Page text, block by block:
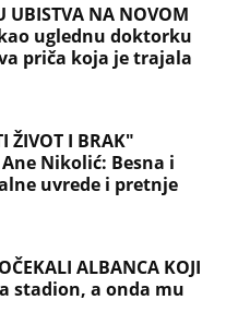
UBISTVA NA NOVOM
uglednu doktorku
priča koja je trajala
ŽIVOT I BRAK"
Nikolić: Besna i
uvrede i pretnje
ALBANCA KOJI
stadion, a onda mu